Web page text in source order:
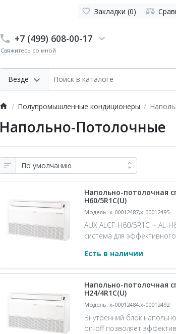
Закладки (0)
+7 (499) 608-00-17
Свяжитесь со мной
Везде
Полупромышленные кондиционеры
Напольно-Потолочные
Напольно-потолочная
H60/5R1C(U)
Модель: x-00012487,x-00012495
AUX ALCF-H60/5R1C + AL-
система для
Есть в наличии
Напольно-потолочная
H24/4R1C(U)
Модель: x-00012484,x-00012492
Внутренний блок
on-off позволяет